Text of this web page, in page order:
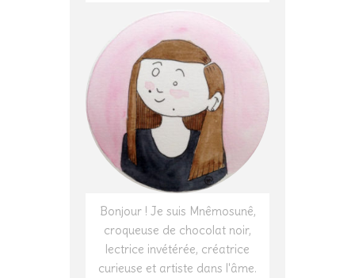
Bonjour ! Je suis Mnêmosunê,
croqueuse de chocolat noir,
lectrice invétérée, créatrice
curieuse et artiste dans l'âme.